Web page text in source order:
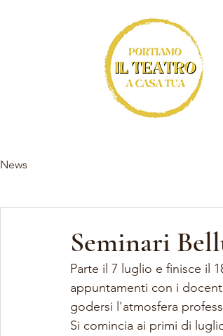
News
Seminari
Parte il 7 luglio e finisce il
appuntamenti con i
godersi l'atmosfera
Si comincia ai primi di